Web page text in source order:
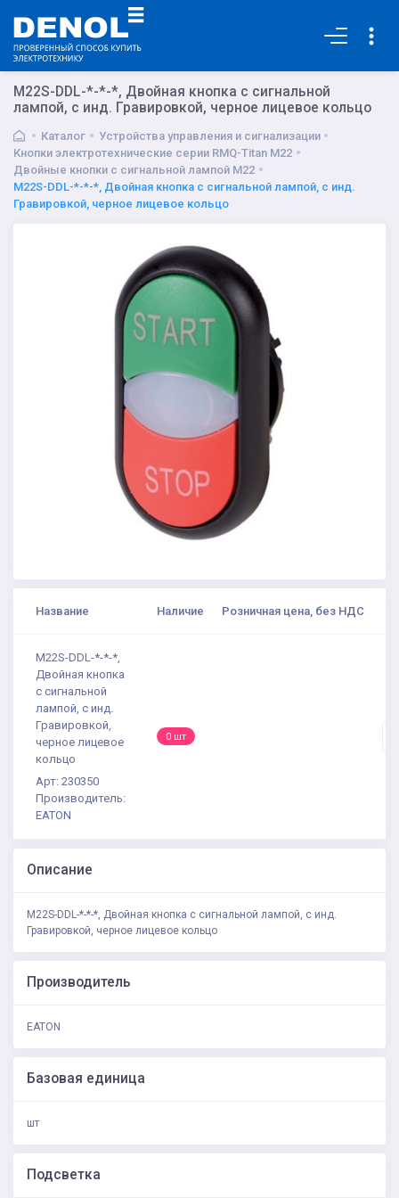
M22S-DDL-*-*-*, Двойная кнопка с сигнальной
лампой, с инд. Гравировкой, черное лицевое кольцо
Каталог
Устройства управления и сигнализации
Кнопки электротехнические серии RMQ-Titan M22
Двойные кнопки с сигнальной лампой M22
M22S-DDL-*-*-*, Двойная кнопка с сигнальной лампой, с инд.
Гравировкой, черное лицевое кольцо
Название Наличие Розничная цена, без НДС
M22S-DDL-*-*-*,
Двойная кнопка
с сигнальной
лампой, с инд.
Гравировкой,
черное лицевое
кольцо
Арт: 230350
Производитель:
EATON
0 шт
Описание
M22S-DDL-*-*-*, Двойная кнопка с сигнальной лампой, с инд.
Гравировкой, черное лицевое кольцо
Производитель
EATON
Базовая единица
шт
Подсветка